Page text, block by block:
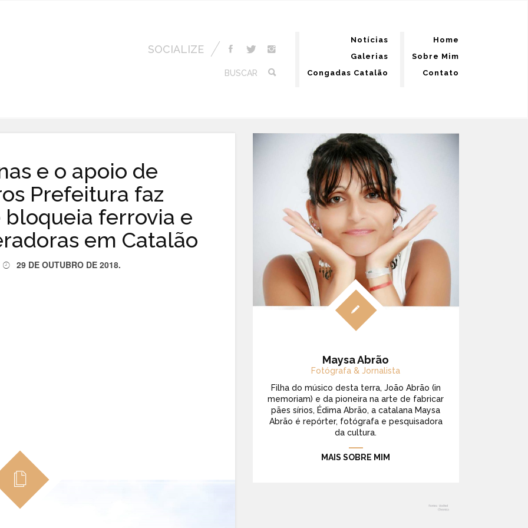
SOCIALIZE
BUSCAR
Notícias
Galerias
Congadas Catalão
Home
Sobre Mim
Contato
e o apoio de
Prefeitura faz
ferrovia e
em Catalão
29 DE OUTUBRO DE 2018.
Maysa Abrão
Fotógrafa & Jornalista
Filha do músico desta terra, João Abrão (in
memoriam) e da pioneira na arte de fabricar
pães sírios, Édima Abrão, a catalana Maysa
Abrão é repórter, fotógrafa e pesquisadora
da cultura.
MAIS SOBRE MIM